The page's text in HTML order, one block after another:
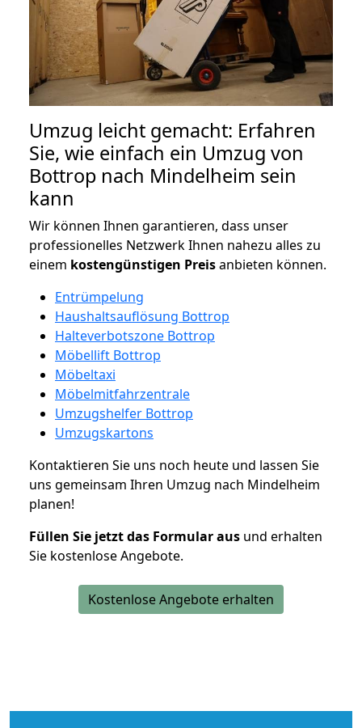
Umzug leicht gemacht: Erfahren
Sie, wie einfach ein Umzug von
Bottrop nach Mindelheim sein
kann
Wir können Ihnen garantieren, dass unser
professionelles Netzwerk Ihnen nahezu alles zu
einem kostengünstigen Preisanbieten können.
Entrümpelung
Haushaltsauflösung Bottrop
Halteverbotszone Bottrop
Möbellift Bottrop
Möbeltaxi
Möbelmitfahrzentrale
Umzugshelfer Bottrop
Umzugskartons
Kontaktieren Sie uns noch heute und lassen Sie
uns gemeinsam Ihren Umzug nach Mindelheim
planen!
Füllen Sie jetzt das Formular aus und erhalten
Sie kostenlose Angebote.
Kostenlose Angebote erhalten